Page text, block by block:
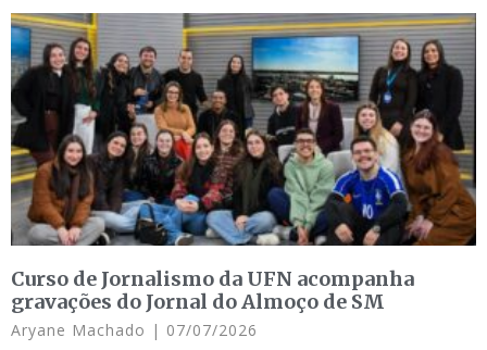
Curso de Jornalismo da UFN acompanha
gravações do Jornal do Almoço de SM
Aryane Machado 07/07/2026